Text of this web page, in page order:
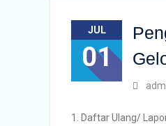
JUL
01
1. Daftar Ulang/